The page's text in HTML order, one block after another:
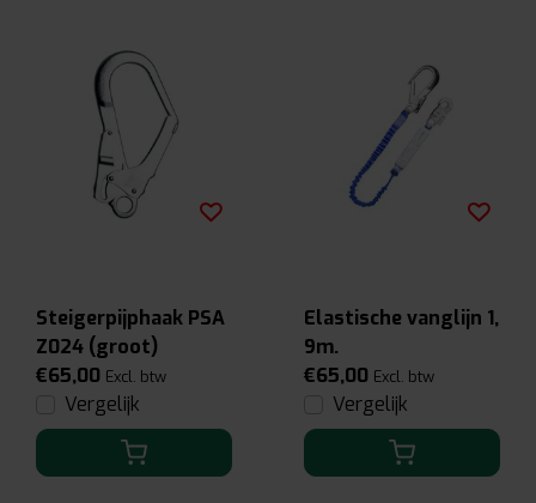
Steigerpijphaak PSA
Z024 (groot)
€65,00 Excl. btw
Vergelijk
Elastische vanglijn 1,
9m.
€65,00 Excl. btw
Vergelijk